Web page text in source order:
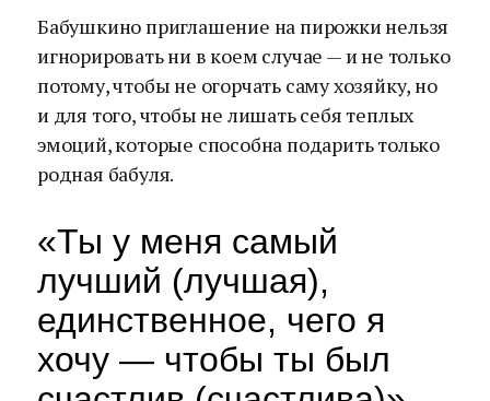
Бабушкино приглашение на пирожки нельзя
игнорировать ни в коем случае — и не только
потому, чтобы не огорчать саму хозяйку, но
и для того, чтобы не лишать себя теплых
эмоций, которые способна подарить только
родная бабуля.
«Ты у меня самый
лучший (лучшая),
единственное, чего я
хочу — чтобы ты был